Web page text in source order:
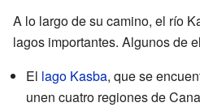
A lo largo de su camino, el río
lagos importantes. Algunos de
El lago Kasba, que se
unen cuatro regiones de